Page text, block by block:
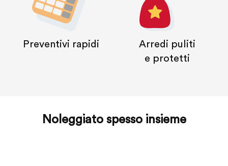
Preventivi rapidi
Arredi puliti
e protetti
Noleggiato spesso insieme